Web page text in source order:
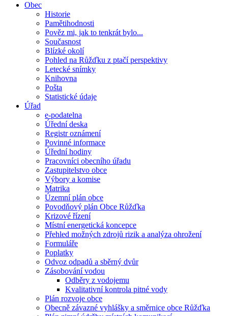
Obec
Historie
Pamětihodnosti
Pověz mi, jak to tenkrát bylo...
Současnost
Blízké okolí
Pohled na Růžďku z ptačí perspektivy
Letecké snímky
Knihovna
Pošta
Statistické údaje
Úřad
e-podatelna
Úřední deska
Registr oznámení
Povinné informace
Úřední hodiny
Pracovníci obecního úřadu
Zastupitelstvo obce
Výbory a komise
Matrika
Územní plán obce
Povodňový plán Obce Růžďka
Krizové řízení
Místní energetická koncepce
Přehled možných zdrojů rizik a analýza ohrožení
Formuláře
Poplatky
Odvoz odpadů a sběrný dvůr
Zásobování vodou
Odběry z vodojemu
Kvalitativní kontrola pitné vody
Plán rozvoje obce
Obecně závazné vyhlášky a směrnice obce Růžďka